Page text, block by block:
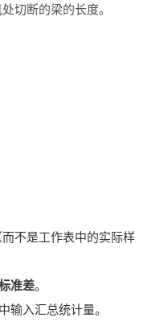
切断的梁的长度。
不是工作表中的实际样
准差。
中输入汇总统计量。